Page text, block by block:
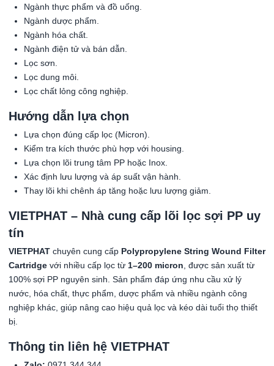
Ngành thực phẩm và đồ uống.
Ngành dược phẩm.
Ngành hóa chất.
Ngành điện tử và bán dẫn.
Lọc sơn.
Lọc dung môi.
Lọc chất lỏng công nghiệp.
Hướng dẫn lựa chọn
Lựa chọn đúng cấp lọc (Micron).
Kiểm tra kích thước phù hợp với housing.
Lựa chọn lõi trung tâm PP hoặc Inox.
Xác định lưu lượng và áp suất vận hành.
Thay lõi khi chênh áp tăng hoặc lưu lượng giảm.
VIETPHAT – Nhà cung cấp lõi lọc sợi PP uy
tín
VIETPHAT chuyên cung cấp Polypropylene String Wound Filter
Cartridge với nhiều cấp lọc từ 1–200 micron , được sản xuất từ
100% sợi PP nguyên sinh. Sản phẩm đáp ứng nhu cầu xử lý
nước, hóa chất, thực phẩm, dược phẩm và nhiều ngành công
nghiệp khác, giúp nâng cao hiệu quả lọc và kéo dài tuổi thọ thiết
bị.
Thông tin liên hệ VIETPHAT